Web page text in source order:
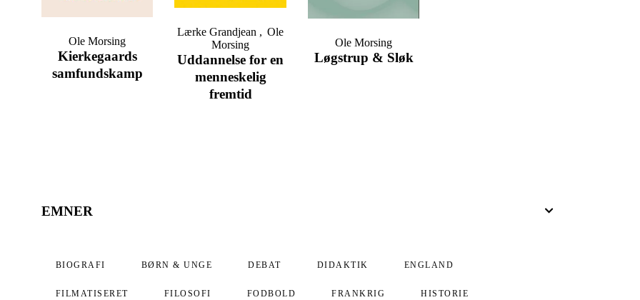
Kierkegaards
samfundskamp
Ole Morsing
Uddannelse for en
menneskelig
fremtid
Lærke Grandjean
Ole
Morsing
Løgstrup & Sløk
Ole Morsing
EMNER
BIOGRAFI BØRN & UNGE DEBAT DIDAKTIK ENGLAND
FILMATISERET FILOSOFI FODBOLD FRANKRIG HISTORIE